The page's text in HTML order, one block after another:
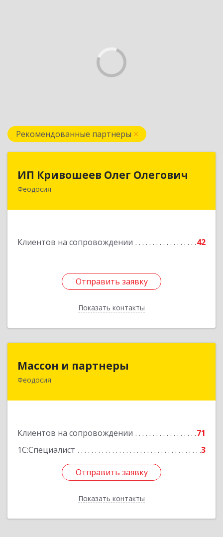
Рекомендованные партнеры
ИП Кривошеев Олег Олегович
Феодосия
Клиентов на сопровождении 42
Отправить заявку
Показать контакты
Отправить заявку
Назад
Массон и партнеры
Феодосия
Клиентов на сопровождении
71
1С:Специалист
3
Отправить заявку
Показать контакты
298112, Крым Респ, Феодосия г, Крымская ул,
Отправить заявку
Назад